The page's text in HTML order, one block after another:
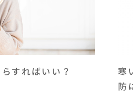
すればいい？
寒
防